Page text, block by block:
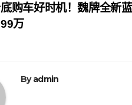
购车好时机！魏牌全新
万
Byadmin